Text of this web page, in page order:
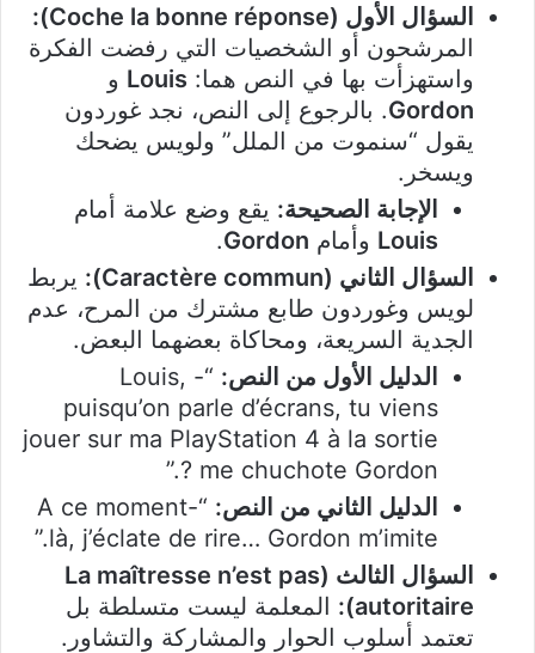
السؤال الأول (Coche la bonne réponse):
المرشحون أو الشخصيات التي رفضت الفكرة
واستهزأت بها في النص هما: Louis و
Gordon. بالرجوع إلى النص، نجد غوردون
يقول “سنموت من الملل” ولويس يضحك
ويسخر.
الإجابة الصحيحة: يقع وضع علامة أمام
Louis وأمام Gordon
.
السؤال الثاني (Caractère commun):
يربط
لويس وغوردون طابع مشترك من المرح، عدم
الجدية السريعة، ومحاكاة بعضهما البعض.
الدليل الأول من النص:
“- Louis,
puisqu’on parle d’écrans, tu viens
jouer sur ma PlayStation 4 à la sortie
? me chuchote Gordon.”
الدليل الثاني من النص:
“A ce moment-
là, j’éclate de rire… Gordon m’imite.”
السؤال الثالث (La maîtresse n’est pas
autoritaire):
المعلمة ليست متسلطة بل
تعتمد أسلوب الحوار والمشاركة والتشاور.